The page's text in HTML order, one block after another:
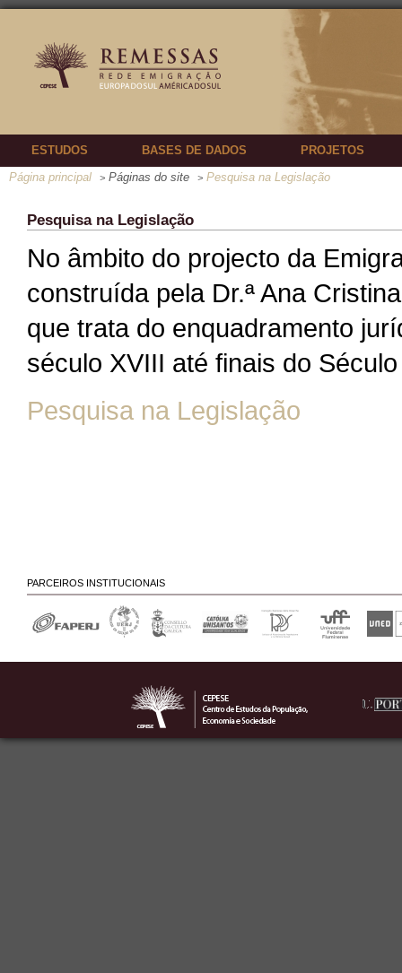
ESTUDOS BASES DE DADOS
PROJETOS
Página principal
> Páginas do site > Pesquisa na Legislação
Pesquisa na Legislação
No âmbito do projecto da
construída pela Dr.ª Ana
que trata do enquadramento
século XVIII até finais do
Pesquisa na Legislação
PARCEIROS INSTITUCIONAIS